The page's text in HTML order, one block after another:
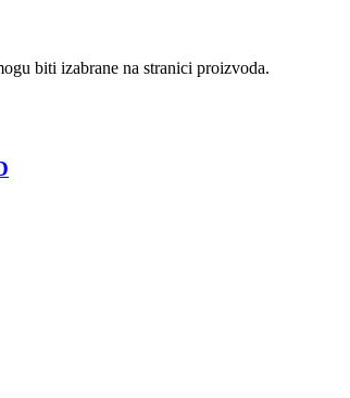
biti izabrane na stranici proizvoda.